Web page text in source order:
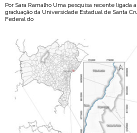
Por Sara Ramalho Uma pesquisa recente ligada
graduação da Universidade Estadual de Santa
Federal do